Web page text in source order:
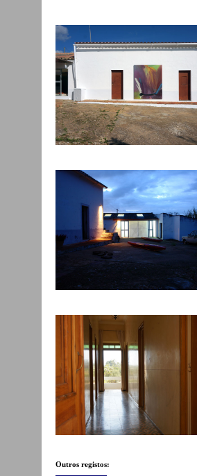
Outros registos: